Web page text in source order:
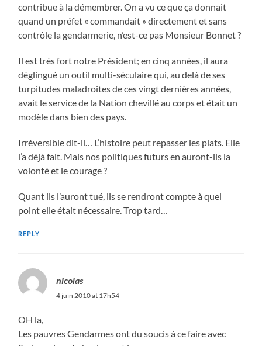
contribue à la démembrer. On a vu ce que ça donnait
quand un préfet « commandait » directement et sans
contrôle la gendarmerie, n’est-ce pas Monsieur Bonnet ?
Il est très fort notre Président; en cinq années, il aura
déglingué un outil multi-séculaire qui, au delà de ses
turpitudes maladroites de ces vingt dernières années,
avait le service de la Nation chevillé au corps et était un
modèle dans bien des pays.
Irréversible dit-il… L’histoire peut repasser les plats. Elle
l’a déjà fait. Mais nos politiques futurs en auront-ils la
volonté et le courage ?
Quant ils l’auront tué, ils se rendront compte à quel
point elle était nécessaire. Trop tard…
REPLY
nicolas
4 juin 2010 at 17h54
OH la,
Les pauvres Gendarmes ont du soucis à ce faire avec